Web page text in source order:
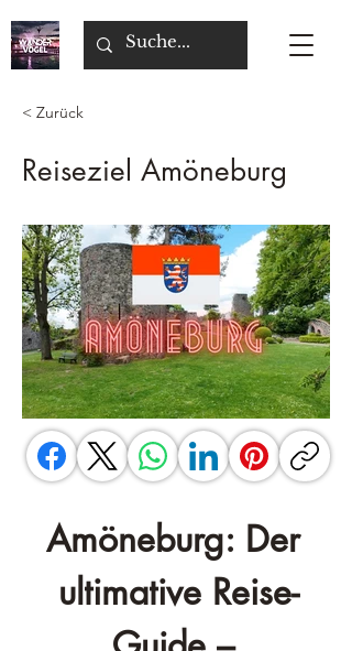
< Zurück
Reiseziel Amöneburg
Amöneburg: Der
ultimative Reise-